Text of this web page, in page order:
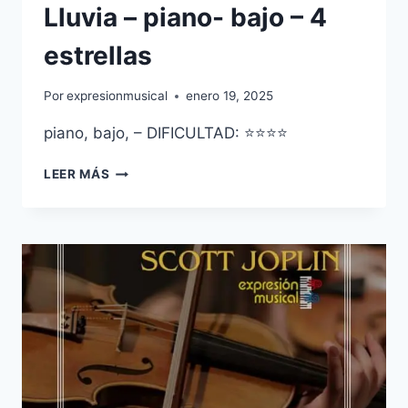
Lluvia – piano- bajo – 4
estrellas
Porexpresionmusical enero 19, 2025
piano, bajo, – DIFICULTAD: ⭐⭐⭐⭐
LEER MÁS LLUVIA
–
ESTRELLAS